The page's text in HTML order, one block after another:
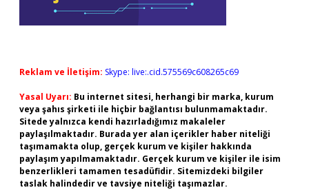
Reklam ve İletişim: Skype: live:.cid.575569c608265c69
Yasal Uyarı: Bu internet sitesi, herhangi bir marka, kurum
veya şahıs şirketi ile hiçbir bağlantısı bulunmamaktadır.
Sitede yalnızca kendi hazırladığımız makaleler
paylaşılmaktadır. Burada yer alan içerikler haber niteliği
taşımamakta olup, gerçek kurum ve kişiler hakkında
paylaşım yapılmamaktadır. Gerçek kurum ve kişiler ile isim
benzerlikleri tamamen tesadüfidir. Sitemizdeki bilgiler
taslak halindedir ve tavsiye niteliği taşımazlar.